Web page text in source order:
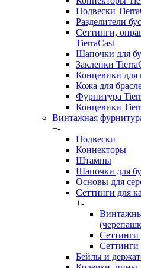
Подвески
Разделители
Сеттинги,
TierraCast
Шапочки для
Заклепки
Концевики для
Кожа для
Фурнитура
Концевики
Винтажная
+-
Подвески
Коннекторы
Штампы
Шапочки для
Основы для
Сеттинги для
+-
Сеттинги
Сеттинги
Бейлы и